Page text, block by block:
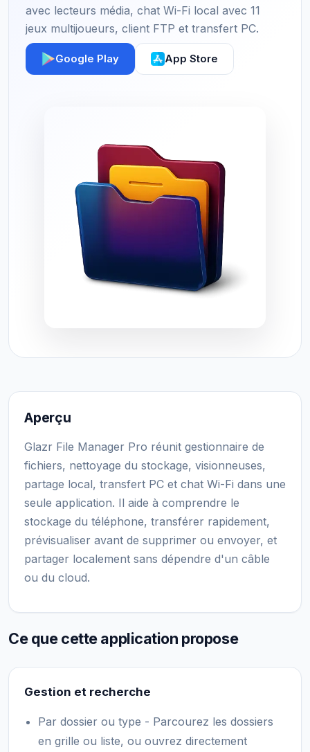
avec lecteurs média, chat Wi-Fi local avec 11
jeux multijoueurs, client FTP et transfert PC.
Google Play App Store
Aperçu
Glazr File Manager Pro réunit gestionnaire de
fichiers, nettoyage du stockage, visionneuses,
partage local, transfert PC et chat Wi-Fi dans une
seule application. Il aide à comprendre le
stockage du téléphone, transférer rapidement,
prévisualiser avant de supprimer ou envoyer, et
partager localement sans dépendre d'un câble
ou du cloud.
Ce que cette application propose
Gestion et recherche
Par dossier ou type - Parcourez les dossiers
en grille ou liste, ou ouvrez directement